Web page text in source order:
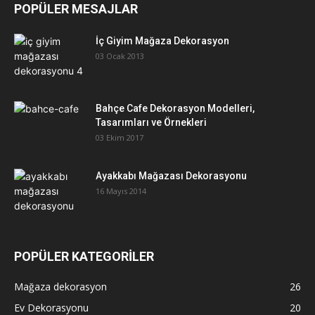
POPÜLER MESAJLAR
İç Giyim Mağaza Dekorasyon
03 Ocak 2013
Bahçe Cafe Dekorasyon Modelleri,
Tasarımları ve Örnekleri
03 Ekim 2017
Ayakkabı Mağazası Dekorasyonu
16 Mayıs 2014
POPÜLER KATEGORİLER
Mağaza dekorasyon
26
Ev Dekorasyonu
20